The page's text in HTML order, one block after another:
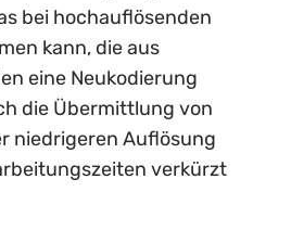
bei hochauflösenden
kann, die aus
eine Neukodierung
die Übermittlung von
niedrigeren Auflösung
verkürzt